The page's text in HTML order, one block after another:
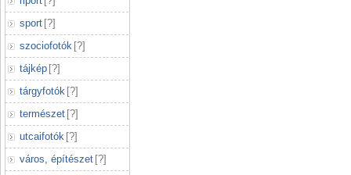
sport [?]
szociofotók [?]
tájkép [?]
tárgyfotók [?]
természet [?]
utcaifotók [?]
város, építészet [?]